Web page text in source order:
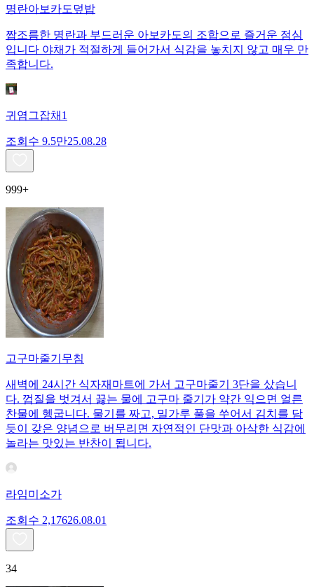
명란아보카도덮밥
짭조름한 명란과 부드러운 아보카도의 조합으로 즐거운 점심
입니다 야채가 적절하게 들어가서 식감을 놓치지 않고 매우 만
족합니다.
귀염그잡채1
조회수 9.5만25.08.28
999+
고구마줄기무침
새벽에 24시간 식자재마트에 가서 고구마줄기 3단을 샀습니
다. 껍질을 벗겨서 끓는 물에 고구마 줄기가 약간 익으면 얼른
찬물에 헹굽니다. 물기를 짜고, 밀가루 풀을 쑤어서 김치를 담
듯이 갖은 양념으로 버무리면 자연적인 단맛과 아삭한 식감에
놀라는 맛있는 반찬이 됩니다.
라임미소가
조회수 2,17626.08.01
34